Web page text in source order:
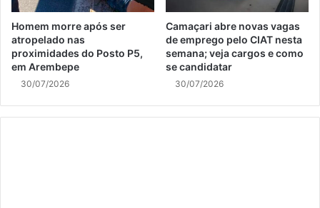
Homem morre após ser
atropelado nas
proximidades do Posto P5,
em Arembepe
30/07/2026
Camaçari abre novas vagas
de emprego pelo CIAT nesta
semana; veja cargos e como
se candidatar
30/07/2026